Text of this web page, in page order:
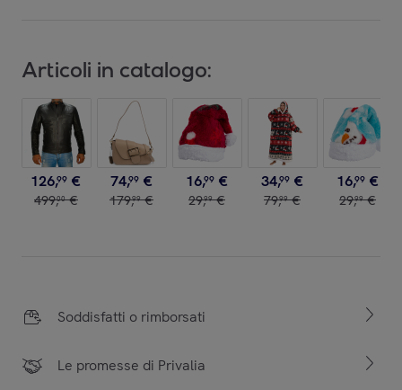
Articoli in catalogo:
126,99 €
499,00 €
74,99 €
179,99 €
16,99 €
29,99 €
34,99 €
79,99 €
16,99 €
29,99 €
Soddisfatti o rimborsati
Le promesse di Privalia